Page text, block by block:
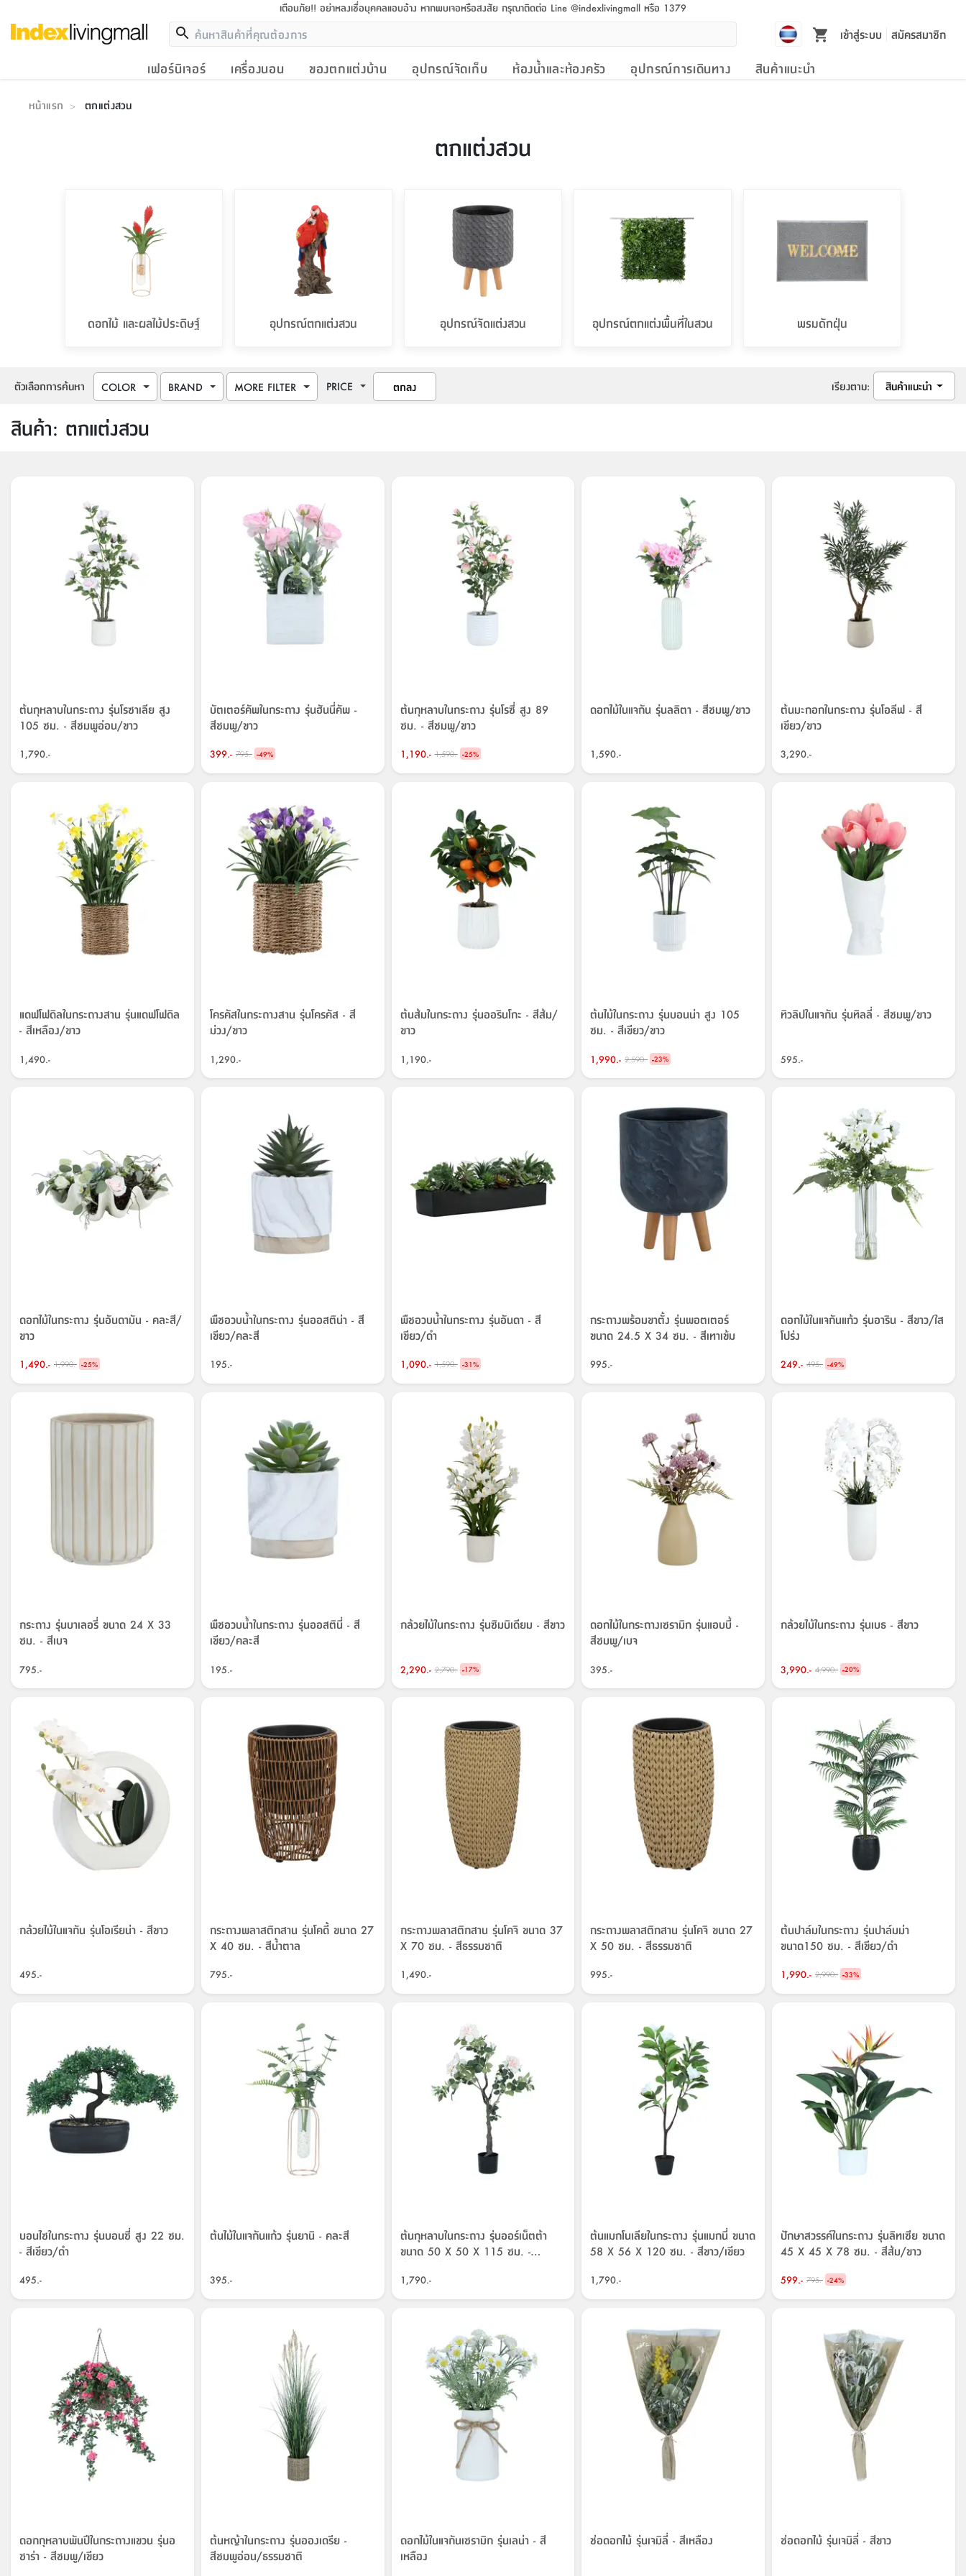
เตือนภัย!! อย่าหลงเชื่อบุคคลแอบอ้าง หากพบเจอหรือสงสัย กรุณาติดต่อ Line @indexlivingmall หรือ 1379
เข้าสู่ระบบ สมัครสมาชิก
เฟอร์นิเจอร์ เครื่องนอน ของตกแต่งบ้าน อุปกรณ์จัดเก็บ ห้องน้ำและห้องครัว อุปกรณ์การเดินทาง สินค้าแนะนำ
หน้าแรก > ตกแต่งสวน
ตกแต่งสวน
ดอกไม้ และผลไม้ประดิษฐ์ อุปกรณ์ตกแต่งสวน อุปกรณ์จัดแต่งสวน อุปกรณ์ตกแต่งพื้นที่ในสวน พรมดักฝุ่น
ตัวเลือกการค้นหา COLOR BRAND MORE FILTER PRICE ตกลง เรียงตาม: สินค้าแนะนำ
สินค้า: ตกแต่งสวน
ต้นกุหลาบในกระถาง รุ่นโรซาเลีย สูง
105 ซม. - สีชมพูอ่อน/ขาว
1,790.-
บัตเตอร์คัพในกระถาง รุ่นฮันนี่คัพ -
สีชมพู/ขาว
399.- 795.- -49%
ต้นกุหลาบในกระถาง รุ่นโรซี่ สูง 89
ซม. - สีชมพู/ขาว
1,190.- 1,590.- -25%
ดอกไม้ในแจกัน รุ่นลลิตา - สีชมพู/ขาว
1,590.-
ต้นมะกอกในกระถาง รุ่นโอลีฟ - สี
เขียว/ขาว
3,290.-
แดฟโฟดิลในกระถางสาน รุ่นแดฟโฟดิล
- สีเหลือง/ขาว
1,490.-
โครคัสในกระถางสาน รุ่นโครคัส - สี
ม่วง/ขาว
1,290.-
ต้นส้มในกระถาง รุ่นออรินโกะ - สีส้ม/
ขาว
1,190.-
ต้นไม้ในกระถาง รุ่นบอนน่า สูง 105
ซม. - สีเขียว/ขาว
1,990.- 2,590.- -23%
ทิวลิปในแจกัน รุ่นทิลลี่ - สีชมพู/ขาว
595.-
ดอกไม้ในกระถาง รุ่นอันดามัน - คละสี/
ขาว
1,490.- 1,990.- -25%
พืชอวบน้ำในกระถาง รุ่นออสติน่า - สี
เขียว/คละสี
195.-
พืชอวบน้ำในกระถาง รุ่นอันดา - สี
เขียว/ดำ
1,090.- 1,590.- -31%
กระถางพร้อมขาตั้ง รุ่นพอตเตอร์
ขนาด 24.5 X 34 ซม. - สีเทาเข้ม
995.-
ดอกไม้ในแจกันแก้ว รุ่นอาริน - สีขาว/ใส
โปร่ง
249.- 495.- -49%
กระถาง รุ่นบาเลอรี่ ขนาด 24 X 33
ซม. - สีเบจ
795.-
พืชอวบน้ำในกระถาง รุ่นออสตินี่ - สี
เขียว/คละสี
195.-
กล้วยไม้ในกระถาง รุ่นซิมบิเดียม - สีขาว
2,290.- 2,790.- -17%
ดอกไม้ในกระถางเซรามิก รุ่นแอบบี้ -
สีชมพู/เบจ
395.-
กล้วยไม้ในกระถาง รุ่นเบธ - สีขาว
3,990.- 4,990.- -20%
กล้วยไม้ในแจกัน รุ่นโอเรียน่า - สีขาว
495.-
กระถางพลาสติกสาน รุ่นโคดี้ ขนาด 27
X 40 ซม. - สีน้ำตาล
795.-
กระถางพลาสติกสาน รุ่นโคจิ ขนาด 37
X 70 ซม. - สีธรรมชาติ
1,490.-
กระถางพลาสติกสาน รุ่นโคจิ ขนาด 27
X 50 ซม. - สีธรรมชาติ
995.-
ต้นปาล์มในกระถาง รุ่นปาล์มม่า
ขนาด150 ซม. - สีเขียว/ดำ
1,990.- 2,990.- -33%
บอนไซในกระถาง รุ่นบอนซี่ สูง 22 ซม.
- สีเขียว/ดำ
495.-
ต้นไม้ในแจกันแก้ว รุ่นยานิ - คละสี
395.-
ต้นกุหลาบในกระถาง รุ่นออร์เน็ตต้า
ขนาด 50 X 50 X 115 ซม. -
1,790.-
ต้นแมกโนเลียในกระถาง รุ่นแมกนี่ ขนาด
58 X 56 X 120 ซม. - สีขาว/เขียว
1,790.-
ปักษาสวรรค์ในกระถาง รุ่นลิทเซีย ขนาด
45 X 45 X 78 ซม. - สีส้ม/ขาว
599.- 795.- -24%
ดอกกุหลาบพันปีในกระถางแขวน รุ่นอ
ซาร่า - สีชมพู/เขียว
ต้นหญ้าในกระถาง รุ่นอองเดรีย -
สีชมพูอ่อน/ธรรมชาติ
ดอกไม้ในแจกันเซรามิก รุ่นเลน่า - สี
เหลือง
ช่อดอกไม้ รุ่นเจมิลี่ - สีเหลือง ช่อดอกไม้ รุ่นเจมิลี่ - สีขาว